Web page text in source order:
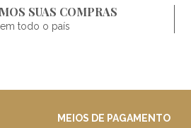
SUAS COMPRAS
todo o país
MEIOS DE PAGAMENTO